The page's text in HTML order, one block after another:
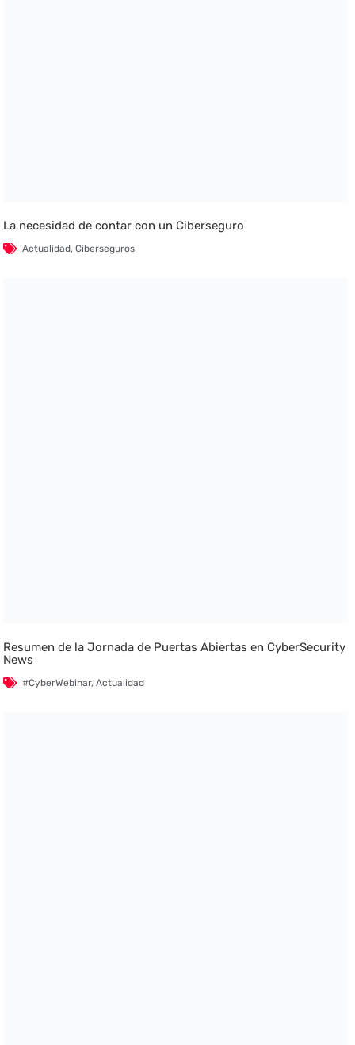
La necesidad de contar con un Ciberseguro
Actualidad,Ciberseguros
Resumen de la Jornada de Puertas Abiertas en CyberSecurity
News
#CyberWebinar,Actualidad